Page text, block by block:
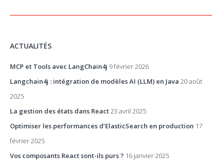
ACTUALITÉS
MCP et Tools avec LangChain4j 9 février 2026
Langchain4j : intégration de modèles AI (LLM) en Java 20 août
2025
La gestion des états dans React23 avril 2025
Optimiser les performances d’ElasticSearch en production 17
février 2025
Vos composants React sont-ils purs ? 16 janvier 2025